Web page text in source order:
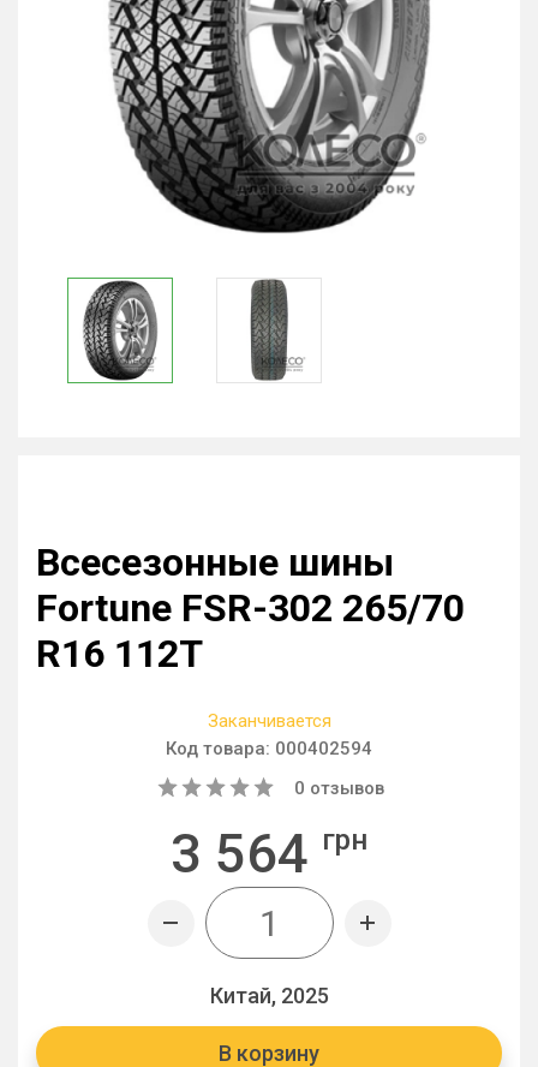
Всесезонные шины
Fortune FSR-302 265/70
R16 112T
Заканчивается
Код товара: 000402594
0 отзывов
3 564 грн
Китай, 2025
В корзину